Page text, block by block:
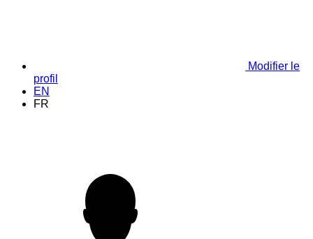
Modifier le
profil
EN
FR